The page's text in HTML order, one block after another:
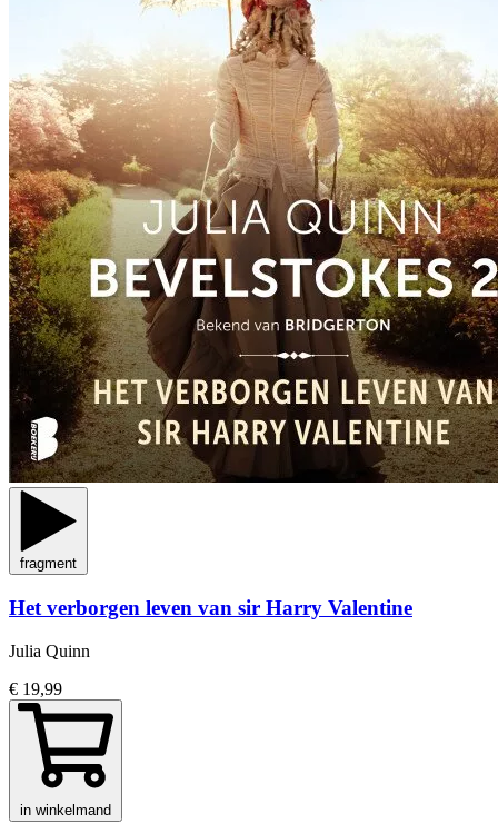
fragment
Het verborgen leven van sir Harry Valentine
Julia Quinn
€ 19,99
in winkelmand